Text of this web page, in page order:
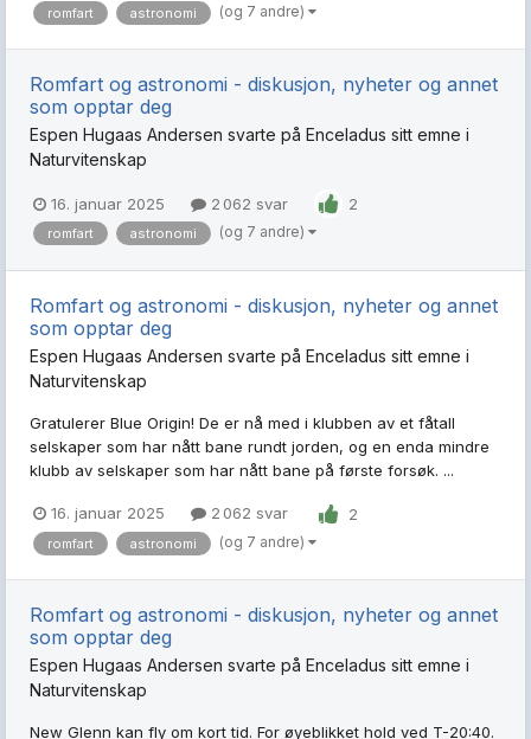
romfart astronomi (og 7 andre)
Romfart og astronomi - diskusjon, nyheter og annet
som opptar deg
Espen Hugaas Andersen svarte på Enceladus sitt emne i
Naturvitenskap
16. januar 2025 2 062 svar 2
romfart astronomi (og 7 andre)
Romfart og astronomi - diskusjon, nyheter og annet
som opptar deg
Espen Hugaas Andersen svarte på Enceladus sitt emne i
Naturvitenskap
Gratulerer Blue Origin! De er nå med i klubben av et fåtall
selskaper som har nått bane rundt jorden, og en enda mindre
klubb av selskaper som har nått bane på første forsøk. ...
16. januar 2025 2 062 svar 2
romfart astronomi (og 7 andre)
Romfart og astronomi - diskusjon, nyheter og annet
som opptar deg
Espen Hugaas Andersen svarte på Enceladus sitt emne i
Naturvitenskap
New Glenn kan fly om kort tid. For øyeblikket hold ved T-20:40.